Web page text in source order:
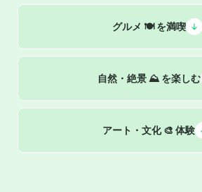
グルメ 🍽️ を満喫
自然・絶景 ⛰️ を楽しむ
アート・文化 🎨 体験